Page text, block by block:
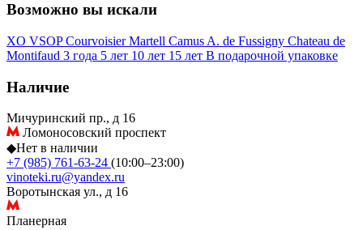
Возможно вы искали
XO VSOPCourvoisierMartell Camus A. de Fussigny Chateau de
Montifaud 3 года 5 лет 10 лет 15 лет В подарочной упаковке
Наличие
Мичуринский пр., д 16
Ломоносовский проспект
◆Нет в наличии
+7 (985) 761-63-24 (10:00–23:00)
vinoteki.ru@yandex.ru
Воротынская ул., д 16
Планерная